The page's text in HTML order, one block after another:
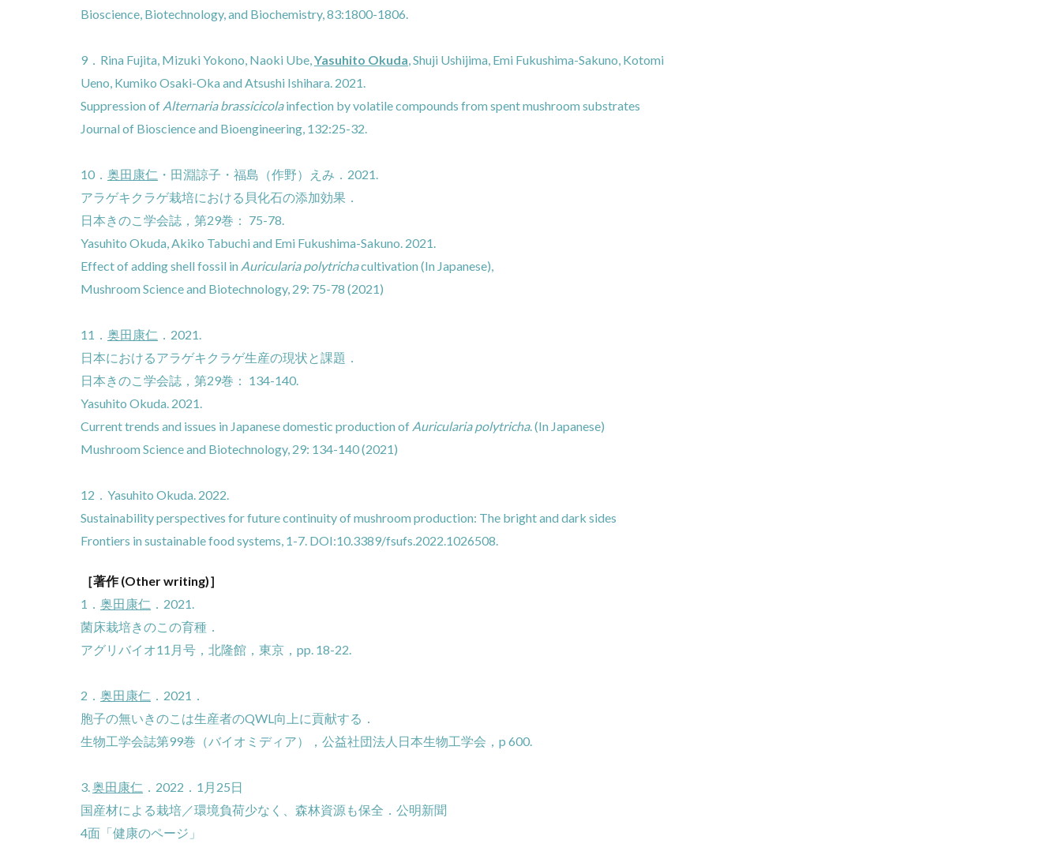
Bioscience, Biotechnology, and Biochemistry, 83:1800-1806.
9．Rina Fujita, Mizuki Yokono, Naoki Ube, Yasuhito Okuda , Shuji Ushijima, Emi Fukushima-Sakuno, Kotomi
Ueno, Kumiko Osaki-Oka and Atsushi Ishihara. 2021.
Suppression of Alternaria brassicicolainfection by volatile compounds from spent mushroom substrates
Journal of Bioscience and Bioengineering, 132:25-32.
10． 奥田康仁 ・田淵諒子・福島（作野）えみ．2021.
アラゲキクラゲ栽培における貝化石の添加効果．
日本きのこ学会誌，第29巻： 75-78.
Yasuhito Okuda, Akiko Tabuchi and Emi Fukushima-Sakuno. 2021.
Effect of adding shell fossil in Auricularia polytrichacultivation (In Japanese),
Mushroom Science and Biotechnology, 29: 75-78 (2021)
11． 奥田康仁 ．2021.
日本におけるアラゲキクラゲ生産の現状と課題．
日本きのこ学会誌，第29巻： 134-140.
Yasuhito Okuda. 2021.
Current trends and issues in Japanese domestic production of Auricularia polytricha. (In Japanese)
Mushroom Science and Biotechnology, 29: 134-140 (2021)
12．Yasuhito Okuda. 2022.
Sustainability perspectives for future continuity of mushroom production: The bright and dark sides
Frontiers in sustainable food systems, 1-7. DOI:10.3389/fsufs.2022.1026508.
［著作 (Other writing)］
1． 奥田康仁 ．2021.
菌床栽培きのこの育種．
アグリバイオ11月号，北隆館，東京，pp. 18-22.
2． 奥田康仁 ．2021．
胞子の無いきのこは生産者のQWL向上に貢献する．
生物工学会誌第99巻（バイオミディア），公益社団法人日本生物工学会，p 600.
3. 奥田康仁 ．2022．1月25日
国産材による栽培／環境負荷少なく、森林資源も保全．公明新聞
4面「健康のページ」